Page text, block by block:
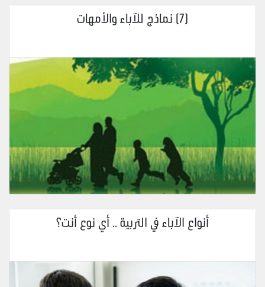
(7) نماذج للآباء والأمهات
أنواع الآباء في التربية .. أي نوع أنت؟